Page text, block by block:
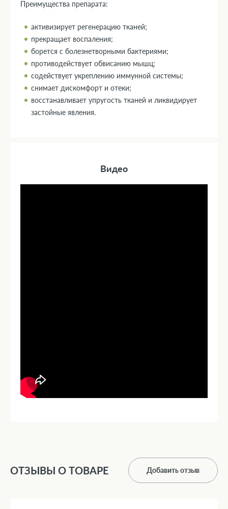
Преимущества препарата:
активизирует регенерацию тканей;
прекращает воспаления;
борется с болезнетворными бактериями;
противодействует обвисанию мышц;
содействует укреплению иммунной системы;
снимает дискомфорт и отеки;
восстанавливает упругость тканей и ликвидирует
застойные явления.
Видео
ОТЗЫВЫ О ТОВАРЕ Добавить отзыв